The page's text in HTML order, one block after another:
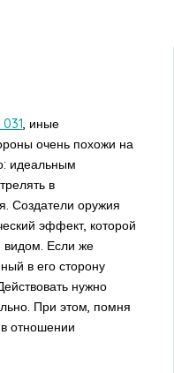
031, иные
очень похожи на
идеальным
в
Создатели оружия
эффект, которой
видом. Если же
в его сторону
нужно
При этом, помня
отношении